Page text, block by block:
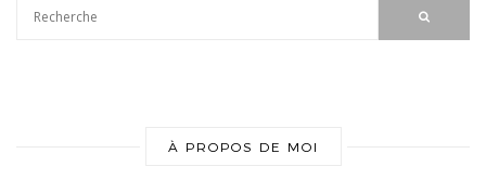
À PROPOS DE MOI